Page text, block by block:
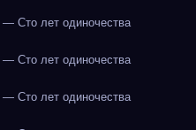
— Сто лет одиночества
— Сто лет одиночества
— Сто лет одиночества